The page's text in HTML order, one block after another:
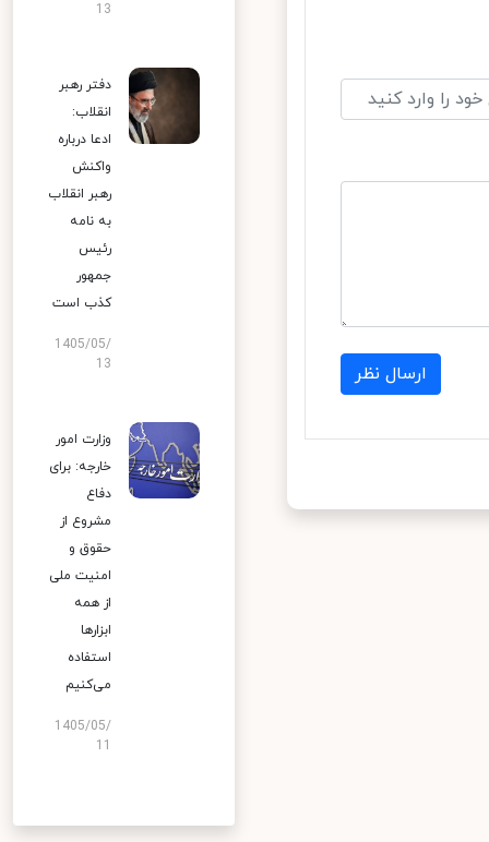
ارسال نظر
13
دفتر رهبر
انقلاب:
ادعا درباره
واکنش
رهبر انقلاب
به نامه
رئیس
جمهور
کذب است
1405/05/
13
وزارت امور
خارجه: برای
دفاع
مشروع از
حقوق و
امنیت ملی
از همه
ابزارها
استفاده
می‌کنیم
1405/05/